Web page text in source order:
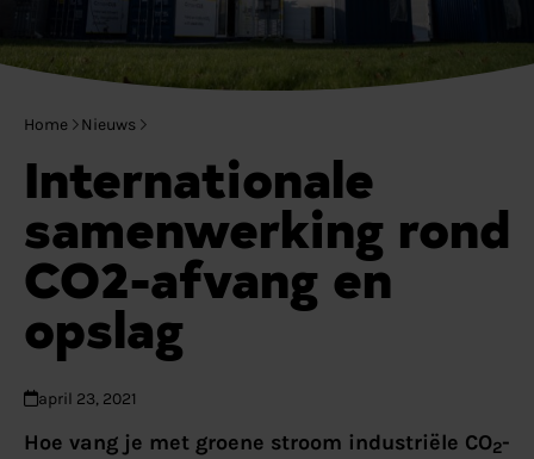
Home Nieuws
Internationale
samenwerking rond
CO2-afvang en
opslag
april 23, 2021
Hoe vang je met groene stroom industriële CO2-